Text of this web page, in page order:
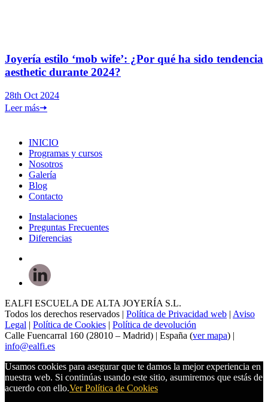
Joyería estilo ‘mob wife’: ¿Por qué ha sido tendencia
aesthetic durante 2024?
28th Oct 2024
Leer más🠦
INICIO
Programas y cursos
Nosotros
Galería
Blog
Contacto
Instalaciones
Preguntas Frecuentes
Diferencias
EALFI ESCUELA DE ALTA JOYERÍA S.L.
Todos los derechos reservados | Política de Privacidad web | Aviso
Legal | Política de Cookies | Política de devolución
Calle Fuencarral 160 (28010 – Madrid) | España (ver mapa) |
info@ealfi.es
Usamos cookies para asegurar que te damos la mejor experiencia en
nuestra web. Si continúas usando este sitio, asumiremos que estás de
acuerdo con ello.Ver Política de Cookies